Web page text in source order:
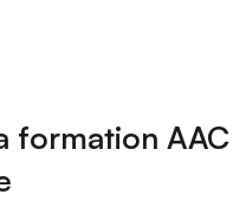
formation AAC